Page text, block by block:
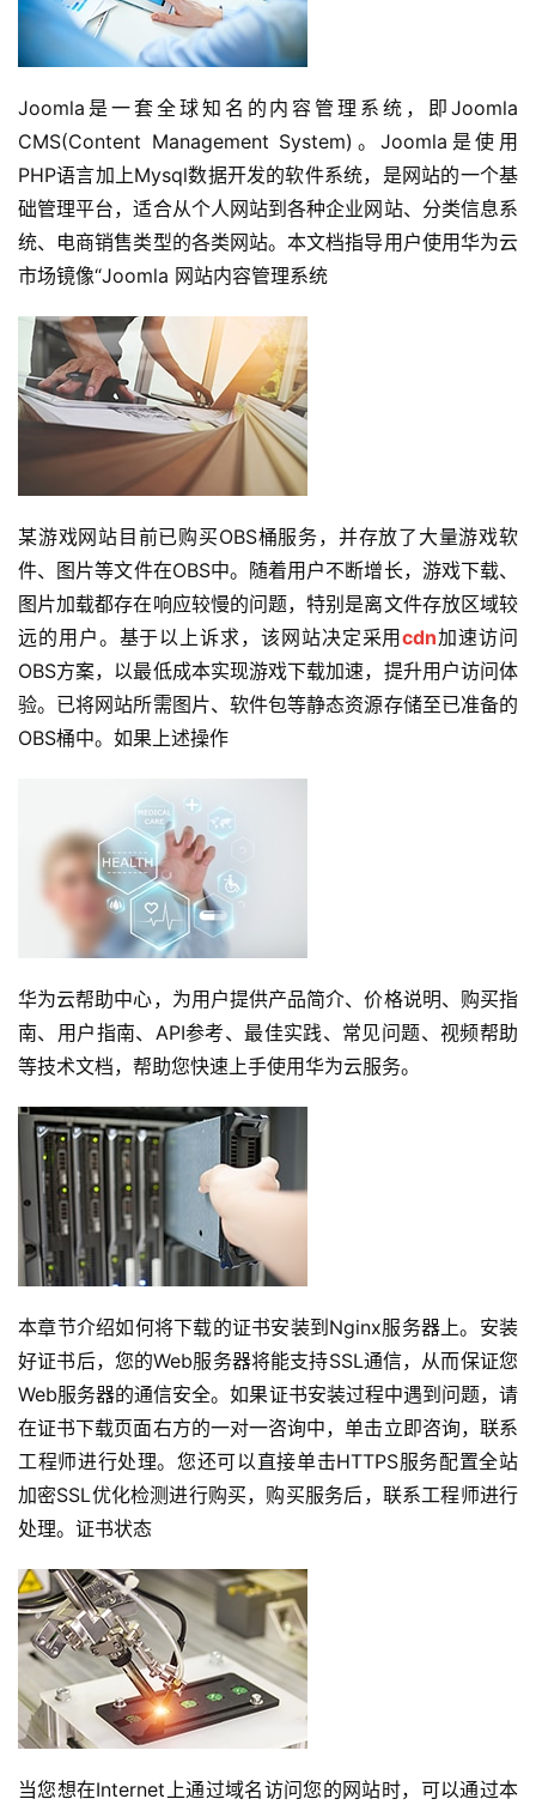
公
告
问
答
社
区
优
动
态
登录 注册
Joomla是一套全球知名的内容管理系统，即Joomla
CMS(Content Management System)。Joomla是使用
PHP语言加上Mysql数据开发的软件系统，是网站的一个基
础管理平台，适合从个人网站到各种企业网站、分类信息系
统、电商销售类型的各类网站。本文档指导用户使用华为云
市场镜像“Joomla 网站内容管理系统
某游戏网站目前已购买OBS桶服务，并存放了大量游戏软
件、图片等文件在OBS中。随着用户不断增长，游戏下载、
图片加载都存在响应较慢的问题，特别是离文件存放区域较
远的用户。基于以上诉求，该网站决定采用cdn加速访问
OBS方案，以最低成本实现游戏下载加速，提升用户访问体
验。已将网站所需图片、软件包等静态资源存储至已准备的
OBS桶中。如果上述操作
华为云帮助中心，为用户提供产品简介、价格说明、购买指
南、用户指南、API参考、最佳实践、常见问题、视频帮助
等技术文档，帮助您快速上手使用华为云服务。
本章节介绍如何将下载的证书安装到Nginx服务器上。安装
好证书后，您的Web服务器将能支持SSL通信，从而保证您
Web服务器的通信安全。如果证书安装过程中遇到问题，请
在证书下载页面右方的一对一咨询中，单击立即咨询，联系
工程师进行处理。您还可以直接单击HTTPS服务配置全站
加密SSL优化检测进行购买，购买服务后，联系工程师进行
处理。证书状态
当您想在Internet上通过域名访问您的网站时，可以通过本